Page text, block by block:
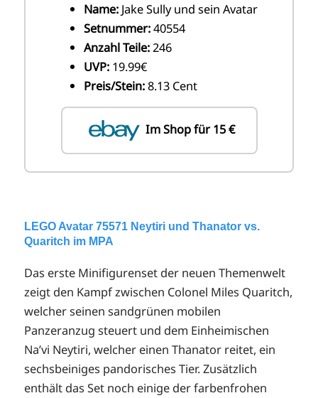
Name:Jake Sully und sein Avatar
Setnummer:40554
Anzahl Teile:246
UVP:19.99€
Preis/Stein:8.13 Cent
Im Shop für 15 €
LEGO Avatar 75571 Neytiri und Thanator vs.
Quaritch im MPA
Das erste Minifigurenset der neuen Themenwelt
zeigt den Kampf zwischen Colonel Miles Quaritch,
welcher seinen sandgrünen mobilen
Panzeranzug steuert und dem Einheimischen
Na’vi Neytiri, welcher einen Thanator reitet, ein
sechsbeiniges pandorisches Tier. Zusätzlich
enthält das Set noch einige der farbenfrohen